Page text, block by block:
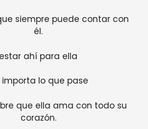
siempre puede contar con
él.
estar ahí para ella
importa lo que pase
que ella ama con todo su
corazón.